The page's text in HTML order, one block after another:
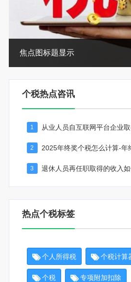
焦点图标题显示
个税热点咨讯
1
2
3
热点个税标签
个人所得税 个税计算
个税 专项附加扣除